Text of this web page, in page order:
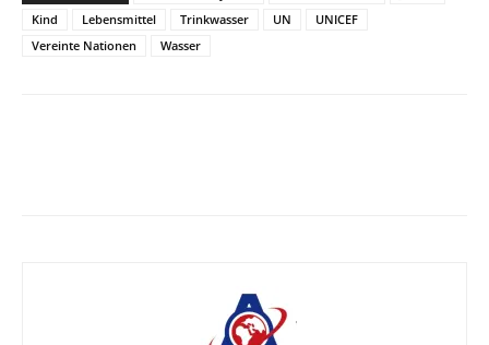
Kind
Lebensmittel Trinkwasser UN
UNICEF
Vereinte Nationen
Wasser